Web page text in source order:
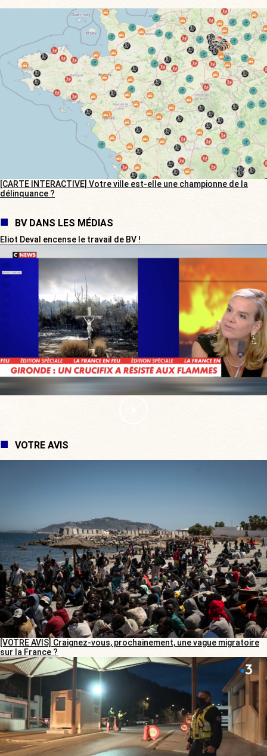
[CARTE INTERACTIVE] Votre ville est-elle une championne de la
délinquance ?
BV DANS LES MÉDIAS
Eliot Deval encense le travail de BV !
VOTRE AVIS
[VOTRE AVIS] Craignez-vous, prochainement, une vague migratoire
sur la France ?